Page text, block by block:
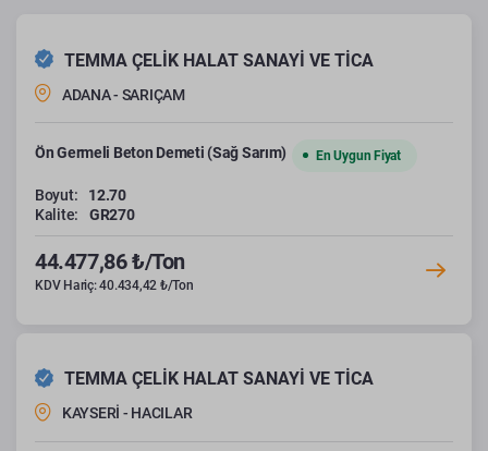
TEMMA ÇELİK HALAT SANAYİ VE TİCA
ADANA - SARIÇAM
Ön Germeli Beton Demeti (Sağ Sarım) En Uygun Fiyat
Boyut:
12.70
Kalite:
GR270
44.477,86 ₺/Ton
KDV Hariç: 40.434,42 ₺/Ton
TEMMA ÇELİK HALAT SANAYİ VE TİCA
KAYSERİ - HACILAR